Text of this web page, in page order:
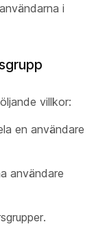
i
villkor:
en användare
användare